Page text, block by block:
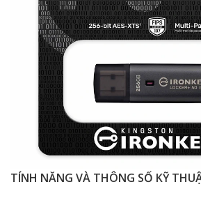
TÍNH NĂNG VÀ THÔNG SỐ KỸ